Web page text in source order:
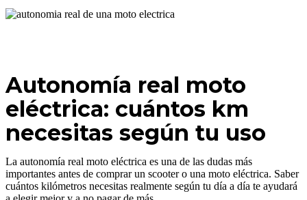
Autonomía real moto
eléctrica: cuántos km
necesitas según tu uso
La autonomía real moto eléctrica es una de las dudas más
importantes antes de comprar un scooter o una moto eléctrica. Saber
cuántos kilómetros necesitas realmente según tu día a día te ayudará